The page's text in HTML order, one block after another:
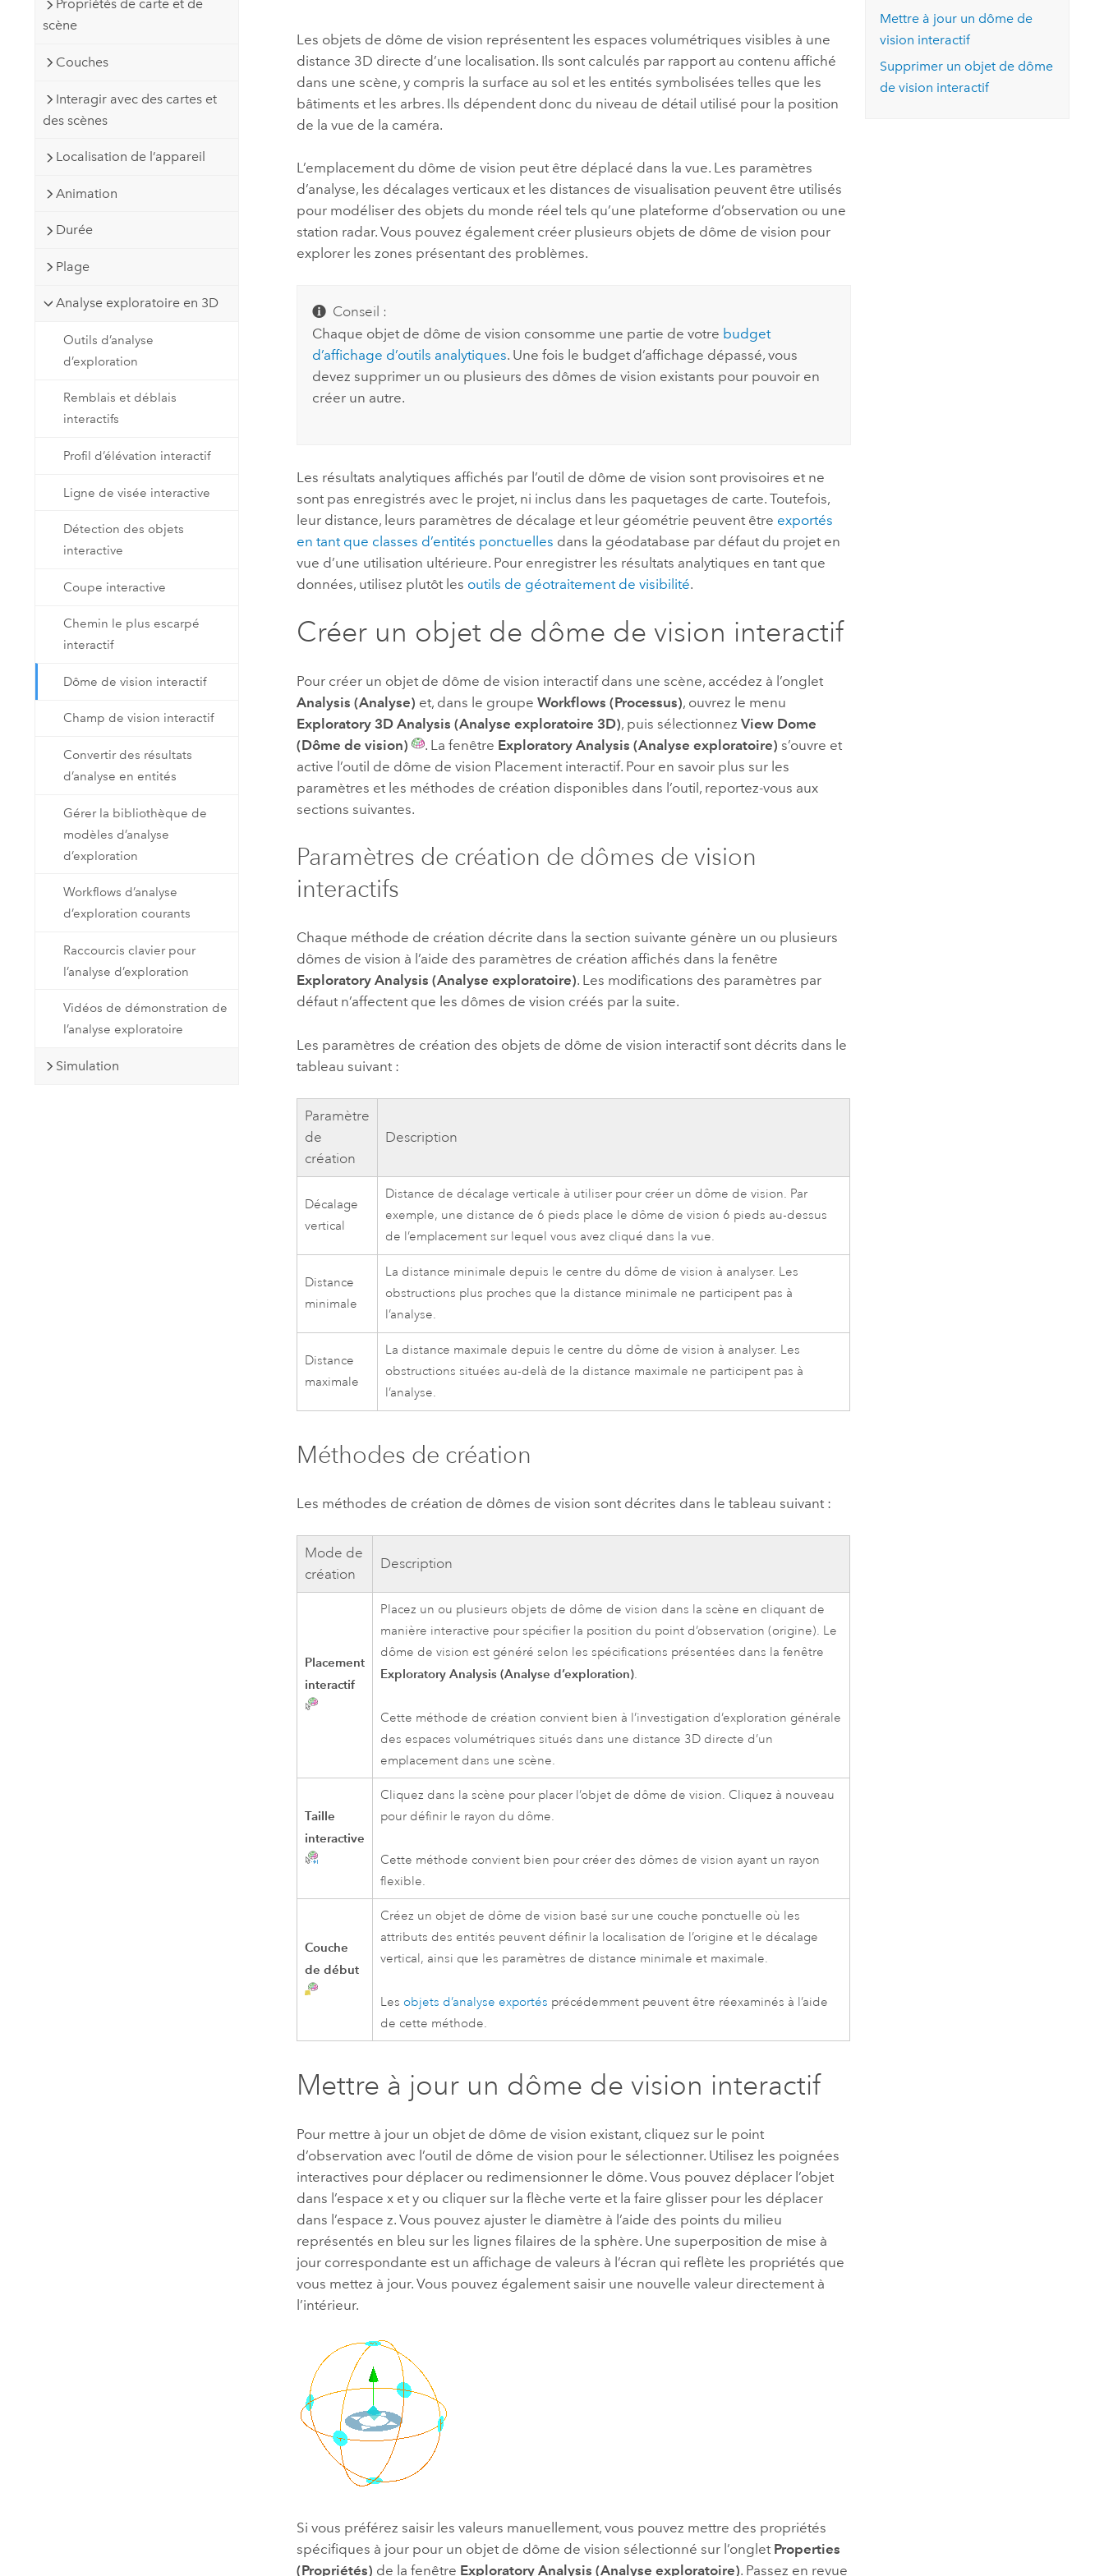
Découvrir ArcGIS Pro
Tous les secteurs d’activité
Explorer ce cours
technologiques
tendances de
l’univers
géospatial
Lire le récit
Propriétés de carte et de
scène
Couches
Interagir avec des cartes et
des scènes
Localisation de l’appareil
Animation
Durée
Plage
Analyse exploratoire en 3D
Outils d’analyse
d’exploration
Remblais et déblais
interactifs
Profil d’élévation interactif
Ligne de visée interactive
Détection des objets
interactive
Coupe interactive
Chemin le plus escarpé
interactif
Dôme de vision interactif
Champ de vision interactif
Convertir des résultats
d’analyse en entités
Gérer la bibliothèque de
modèles d’analyse
d’exploration
Workflows d’analyse
d’exploration courants
Raccourcis clavier pour
l’analyse d’exploration
Vidéos de démonstration de
l’analyse exploratoire
Simulation
Les objets de dôme de vision représentent les espaces volumétriques visibles à une
distance 3D directe d’une localisation. Ils sont calculés par rapport au contenu affiché
dans une scène, y compris la surface au sol et les entités symbolisées telles que les
bâtiments et les arbres. Ils dépendent donc du niveau de détail utilisé pour la position
de la vue de la caméra.
L’emplacement du dôme de vision peut être déplacé dans la vue. Les paramètres
d’analyse, les décalages verticaux et les distances de visualisation peuvent être utilisés
pour modéliser des objets du monde réel tels qu’une plateforme d’observation ou une
station radar. Vous pouvez également créer plusieurs objets de dôme de vision pour
explorer les zones présentant des problèmes.
Conseil :
Chaque objet de dôme de vision consomme une partie de votre budget
d’affichage d’outils analytiques. Une fois le budget d’affichage dépassé, vous
devez supprimer un ou plusieurs des dômes de vision existants pour pouvoir en
créer un autre.
Les résultats analytiques affichés par l’outil de dôme de vision sont provisoires et ne
sont pas enregistrés avec le projet, ni inclus dans les paquetages de carte. Toutefois,
leur distance, leurs paramètres de décalage et leur géométrie peuvent être exportés
en tant que classes d’entités ponctuelles dans la géodatabase par défaut du projet en
vue d’une utilisation ultérieure. Pour enregistrer les résultats analytiques en tant que
données, utilisez plutôt les outils de géotraitement de visibilité.
Créer un objet de dôme de vision interactif
Pour créer un objet de dôme de vision interactif dans une scène, accédez à l’onglet
Analysis (Analyse) et, dans le groupeWorkflows (Processus), ouvrez le menu
Exploratory 3D Analysis (Analyse exploratoire 3D), puis sélectionnezView Dome
(Dôme de vision)
. La fenêtre Exploratory Analysis (Analyse exploratoire) s’ouvre et
active l’outil de dôme de vision Placement interactif. Pour en savoir plus sur les
paramètres et les méthodes de création disponibles dans l’outil, reportez-vous aux
sections suivantes.
Paramètres de création de dômes de vision
interactifs
Chaque méthode de création décrite dans la section suivante génère un ou plusieurs
dômes de vision à l’aide des paramètres de création affichés dans la fenêtre
Exploratory Analysis (Analyse exploratoire). Les modifications des paramètres par
défaut n’affectent que les dômes de vision créés par la suite.
Les paramètres de création des objets de dôme de vision interactif sont décrits dans le
tableau suivant :
Paramètre
de
création
Description
Décalage
vertical
Distance de décalage verticale à utiliser pour créer un dôme de vision. Par
exemple, une distance de 6 pieds place le dôme de vision 6 pieds au-dessus
de l’emplacement sur lequel vous avez cliqué dans la vue.
Distance
minimale
La distance minimale depuis le centre du dôme de vision à analyser. Les
obstructions plus proches que la distance minimale ne participent pas à
l’analyse.
Distance
maximale
La distance maximale depuis le centre du dôme de vision à analyser. Les
obstructions situées au-delà de la distance maximale ne participent pas à
l’analyse.
Méthodes de création
Les méthodes de création de dômes de vision sont décrites dans le tableau suivant :
Mode de
création
Description
Placement
interactif
Placez un ou plusieurs objets de dôme de vision dans la scène en cliquant de
manière interactive pour spécifier la position du point d’observation (origine). Le
dôme de vision est généré selon les spécifications présentées dans la fenêtre
Exploratory Analysis (Analyse d’exploration).
Cette méthode de création convient bien à l’investigation d’exploration générale
des espaces volumétriques situés dans une distance 3D directe d’un
emplacement dans une scène.
Taille
interactive
Cliquez dans la scène pour placer l’objet de dôme de vision. Cliquez à nouveau
pour définir le rayon du dôme.
Cette méthode convient bien pour créer des dômes de vision ayant un rayon
flexible.
Couche
de début
Créez un objet de dôme de vision basé sur une couche ponctuelle où les
attributs des entités peuvent définir la localisation de l’origine et le décalage
vertical, ainsi que les paramètres de distance minimale et maximale.
Les objets d’analyse exportés précédemment peuvent être réexaminés à l’aide
de cette méthode.
Mettre à jour un dôme de vision interactif
Pour mettre à jour un objet de dôme de vision existant, cliquez sur le point
d’observation avec l’outil de dôme de vision pour le sélectionner. Utilisez les poignées
interactives pour déplacer ou redimensionner le dôme. Vous pouvez déplacer l’objet
dans l’espace x et y ou cliquer sur la flèche verte et la faire glisser pour les déplacer
dans l’espace z. Vous pouvez ajuster le diamètre à l’aide des points du milieu
représentés en bleu sur les lignes filaires de la sphère. Une superposition de mise à
jour correspondante est un affichage de valeurs à l’écran qui reflète les propriétés que
vous mettez à jour. Vous pouvez également saisir une nouvelle valeur directement à
l’intérieur.
Si vous préférez saisir les valeurs manuellement, vous pouvez mettre des propriétés
spécifiques à jour pour un objet de dôme de vision sélectionné sur l’onglet Properties
(Propriétés) de la fenêtre Exploratory Analysis (Analyse exploratoire). Passez en revue
Mettre à jour un dôme de
vision interactif
Supprimer un objet de dôme
de vision interactif